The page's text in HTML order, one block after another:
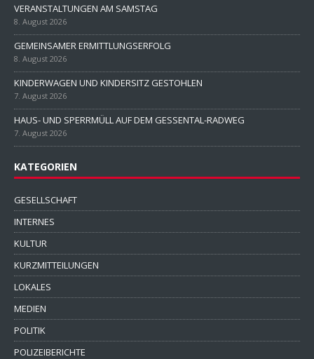
VERANSTALTUNGEN AM SAMSTAG
8. August 2026
GEMEINSAMER ERMITTLUNGSERFOLG
8. August 2026
KINDERWAGEN UND KINDERSITZ GESTOHLEN
7. August 2026
HAUS- UND SPERRMÜLL AUF DEM GESSENTAL-RADWEG
7. August 2026
KATEGORIEN
GESELLSCHAFT
INTERNES
KULTUR
KURZMITTEILUNGEN
LOKALES
MEDIEN
POLITIK
POLIZEIBERICHTE